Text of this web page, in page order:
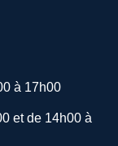
à 17h00
et de 14h00 à